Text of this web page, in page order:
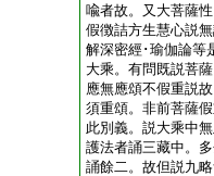
喩者故。又大菩薩
假徴詰方生慧心説
解深密經･瑜伽論等
大乘。有問既説菩
應無應頌不假重説
須重頌。非前菩薩
此別義。説大乘中
護法者誦三藏中。
誦餘二。故但説九